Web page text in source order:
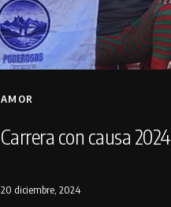
AMOR
Carrera con causa 2024
20 diciembre, 2024